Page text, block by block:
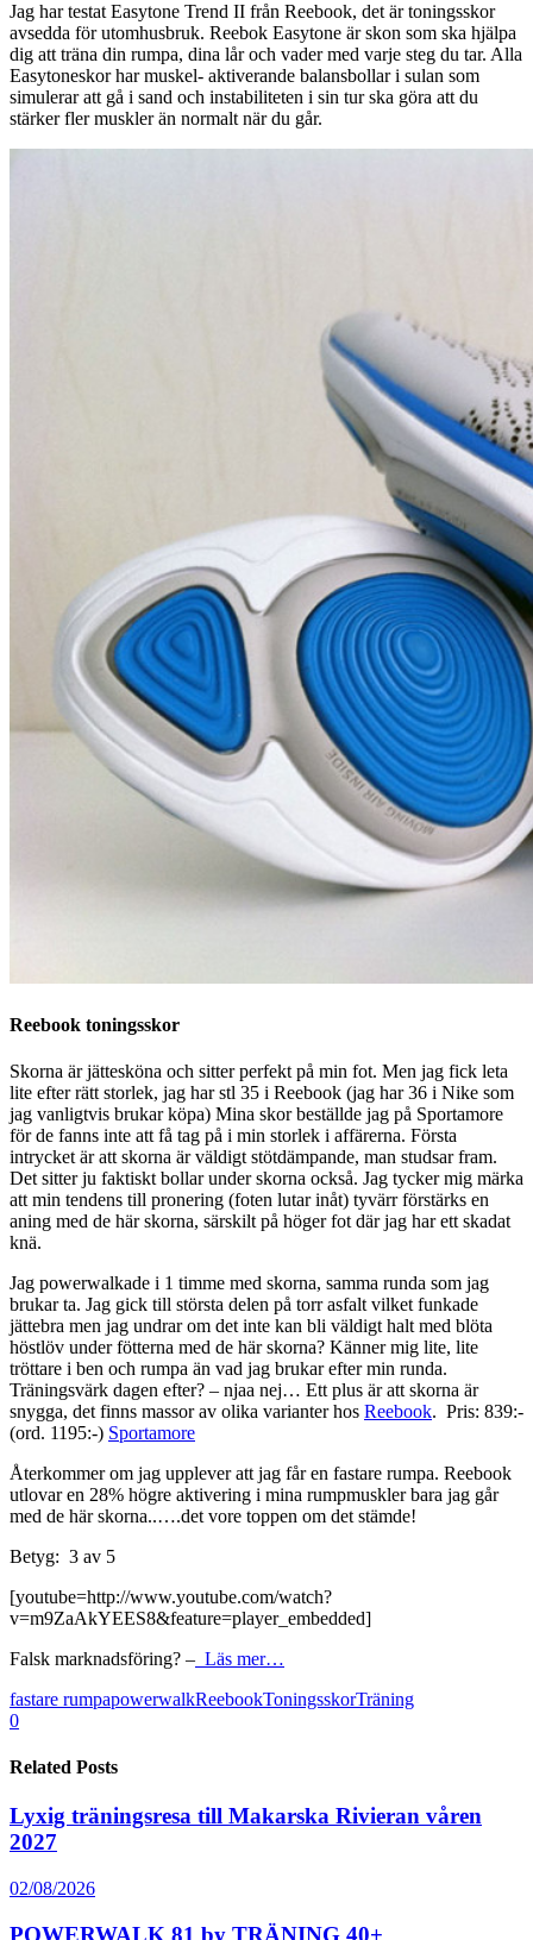
Jag har testat Easytone Trend II från Reebook, det är toningsskor
avsedda för utomhusbruk. Reebok Easytone är skon som ska hjälpa
dig att träna din rumpa, dina lår och vader med varje steg du tar. Alla
Easytoneskor har muskel- aktiverande balansbollar i sulan som
simulerar att gå i sand och instabiliteten i sin tur ska göra att du
stärker fler muskler än normalt när du går.
Reebook toningsskor
Skorna är jättesköna och sitter perfekt på min fot. Men jag fick leta
lite efter rätt storlek, jag har stl 35 i Reebook (jag har 36 i Nike som
jag vanligtvis brukar köpa) Mina skor beställde jag på Sportamore
för de fanns inte att få tag på i min storlek i affärerna. Första
intrycket är att skorna är väldigt stötdämpande, man studsar fram.
Det sitter ju faktiskt bollar under skorna också. Jag tycker mig märka
att min tendens till pronering (foten lutar inåt) tyvärr förstärks en
aning med de här skorna, särskilt på höger fot där jag har ett skadat
knä.
Jag powerwalkade i 1 timme med skorna, samma runda som jag
brukar ta. Jag gick till största delen på torr asfalt vilket funkade
jättebra men jag undrar om det inte kan bli väldigt halt med blöta
höstlöv under fötterna med de här skorna? Känner mig lite, lite
tröttare i ben och rumpa än vad jag brukar efter min runda.
Träningsvärk dagen efter? – njaa nej… Ett plus är att skorna är
snygga, det finns massor av olika varianter hos Reebook. Pris: 839:-
(ord. 1195:-) Sportamore
Återkommer om jag upplever att jag får en fastare rumpa. Reebook
utlovar en 28% högre aktivering i mina rumpmuskler bara jag går
med de här skorna..….det vore toppen om det stämde!
Betyg: 3 av 5
[youtube=http://www.youtube.com/watch?
v=m9ZaAkYEES8&feature=player_embedded]
Falsk marknadsföring? – Läs mer…
fastare rumpapowerwalkReebookToningsskorTräning
0
Related Posts
Lyxig träningsresa till Makarska Rivieran våren
2027
02/08/2026
POWERWALK 81 by TRÄNING 40+